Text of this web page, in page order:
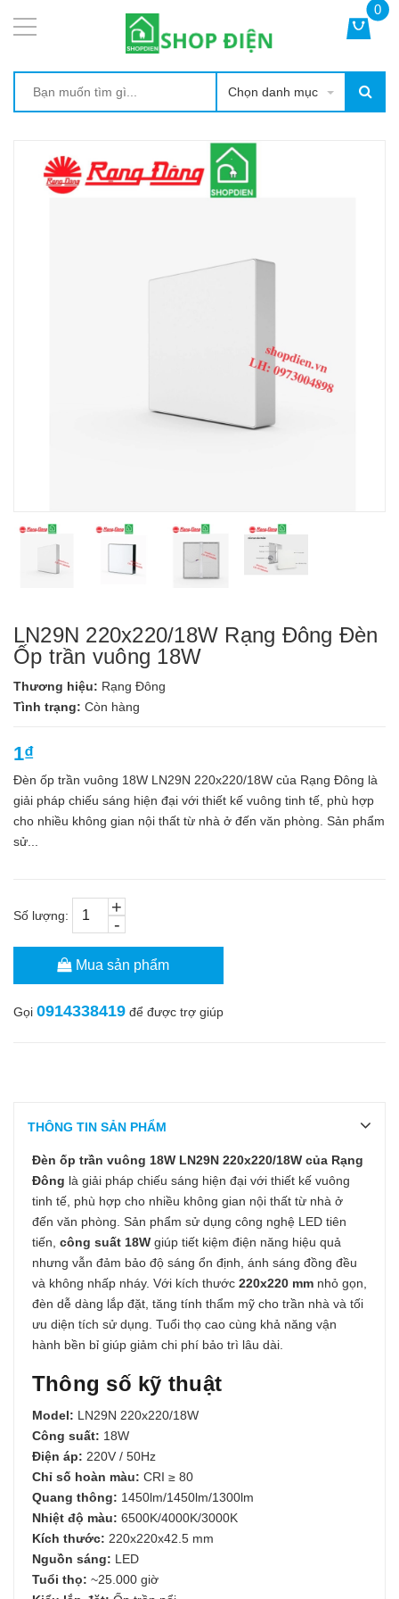
Chọn danh mục
0
LN29N 220x220/18W Rạng Đông Đèn
Ốp trần vuông 18W
Thương hiệu: Rạng Đông
Tình trạng: Còn hàng
1₫
Đèn ốp trần vuông 18W LN29N 220x220/18W của Rạng Đông là
giải pháp chiếu sáng hiện đại với thiết kế vuông tinh tế, phù hợp
cho nhiều không gian nội thất từ nhà ở đến văn phòng. Sản phẩm
sử...
Số lượng: -
+
Mua sản phẩm
Gọi 0914338419 để được trợ giúp
THÔNG TIN SẢN PHẨM
Đèn ốp trần vuông 18W LN29N 220x220/18W của Rạng
Đông là giải pháp chiếu sáng hiện đại với thiết kế vuông
tinh tế, phù hợp cho nhiều không gian nội thất từ nhà ở
đến văn phòng. Sản phẩm sử dụng công nghệ LED tiên
tiến, công suất 18W giúp tiết kiệm điện năng hiệu quả
nhưng vẫn đảm bảo độ sáng ổn định, ánh sáng đồng đều
và không nhấp nháy. Với kích thước 220x220 mm nhỏ gọn,
đèn dễ dàng lắp đặt, tăng tính thẩm mỹ cho trần nhà và tối
ưu diện tích sử dụng. Tuổi thọ cao cùng khả năng vận
hành bền bỉ giúp giảm chi phí bảo trì lâu dài.
Thông số kỹ thuật
Model: LN29N 220x220/18W
Công suất: 18W
Điện áp: 220V / 50Hz
Chỉ số hoàn màu: CRI ≥ 80
Quang thông: 1450lm/1450lm/1300lm
Nhiệt độ màu: 6500K/4000K/3000K
Kích thước: 220x220x42.5 mm
Nguồn sáng: LED
Tuổi thọ: ~25.000 giờ